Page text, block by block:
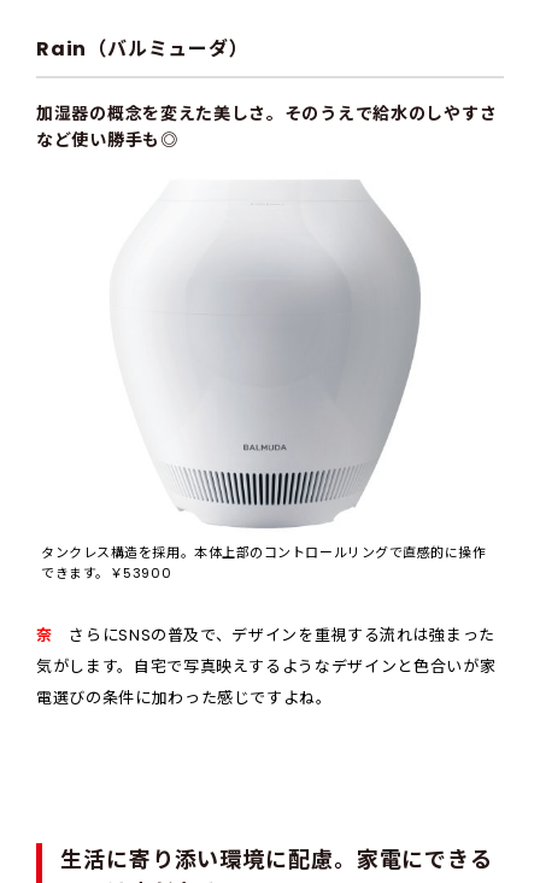
Rain（バルミューダ）
加湿器の概念を変えた美しさ。そのうえで給水のしやすさ
など使い勝手も◎
タンクレス構造を採用。本体上部のコントロールリングで直感的に操作
できます。￥53900
奈 さらにSNSの普及で、デザインを重視する流れは強まった
気がします。自宅で写真映えするようなデザインと色合いが家
電選びの条件に加わった感じですよね。
生活に寄り添い環境に配慮。家電にできる